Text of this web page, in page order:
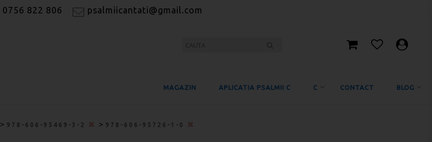
0756 822 806 psalmiicantati@gmail.com
MAGAZIN APLICATIA PSALMII C C CONTACT BLOG
> 978-606-95469-3-2 > 978-606-95726-1-0